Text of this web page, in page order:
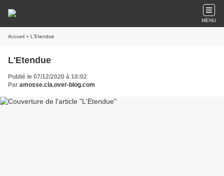
MENU
Accueil » L'Etendue
L'Etendue
Publié le 07/12/2020 à 10:02
Par amosse.cla.over-blog.com